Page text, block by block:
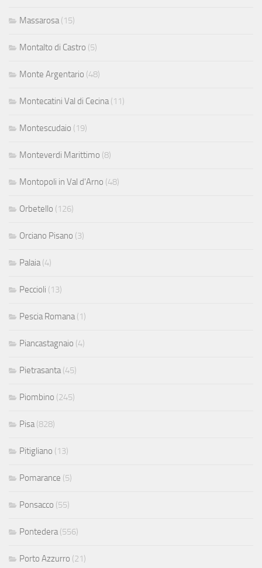
Massarosa (15)
Montalto di Castro (5)
Monte Argentario (48)
Montecatini Val di Cecina (11)
Montescudaio (19)
Monteverdi Marittimo (8)
Montopoli in Val d'Arno (48)
Orbetello (126)
Orciano Pisano (3)
Palaia (4)
Peccioli (13)
Pescia Romana (1)
Piancastagnaio (4)
Pietrasanta (45)
Piombino (245)
Pisa (828)
Pitigliano (13)
Pomarance (5)
Ponsacco (55)
Pontedera (556)
Porto Azzurro (21)